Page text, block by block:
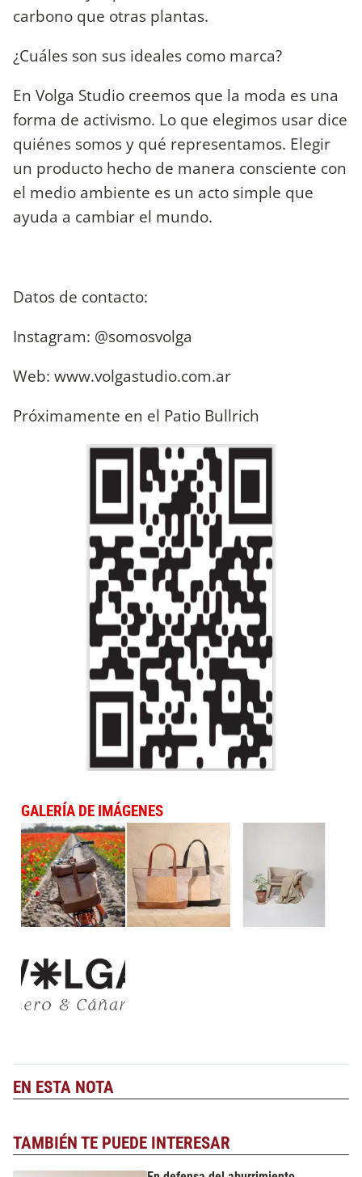
carbono que otras plantas.
¿Cuáles son sus ideales como marca?
En Volga Studio creemos que la moda es una
forma de activismo. Lo que elegimos usar dice
quiénes somos y qué representamos. Elegir
un producto hecho de manera consciente con
el medio ambiente es un acto simple que
ayuda a cambiar el mundo.
Datos de contacto:
Instagram: @somosvolga
Web: www.volgastudio.com.ar
Próximamente en el Patio Bullrich
GALERÍA DE IMÁGENES
EN ESTA NOTA
TAMBIÉN TE PUEDE INTERESAR